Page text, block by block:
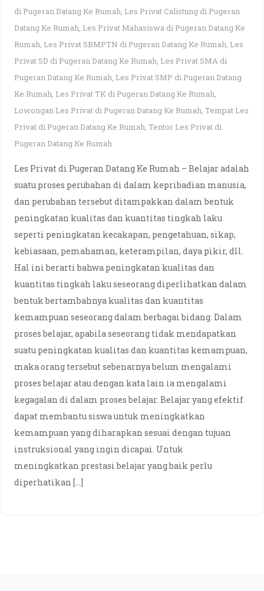
di Pugeran Datang Ke Rumah, Les Privat Calistung di Pugeran
Datang Ke Rumah, Les Privat Mahasiswa di Pugeran Datang Ke
Rumah, Les Privat SBMPTN di Pugeran Datang Ke Rumah, Les
Privat SD di Pugeran Datang Ke Rumah, Les Privat SMA di
Pugeran Datang Ke Rumah, Les Privat SMP di Pugeran Datang
Ke Rumah, Les Privat TK di Pugeran Datang Ke Rumah,
Lowongan Les Privat di Pugeran Datang Ke Rumah, Tempat Les
Privat di Pugeran Datang Ke Rumah, Tentor Les Privat di
Pugeran Datang Ke Rumah
Les Privat di Pugeran Datang Ke Rumah – Belajar adalah
suatu proses perubahan di dalam kepribadian manusia,
dan perubahan tersebut ditampakkan dalam bentuk
peningkatan kualitas dan kuantitas tingkah laku
seperti peningkatan kecakapan, pengetahuan, sikap,
kebiasaan, pemahaman, keterampilan, daya pikir, dll.
Hal ini berarti bahwa peningkatan kualitas dan
kuantitas tingkah laku seseorang diperlihatkan dalam
bentuk bertambahnya kualitas dan kuantitas
kemampuan seseorang dalam berbagai bidang. Dalam
proses belajar, apabila seseorang tidak mendapatkan
suatu peningkatan kualitas dan kuantitas kemampuan,
maka orang tersebut sebenarnya belum mengalami
proses belajar atau dengan kata lain ia mengalami
kegagalan di dalam proses belajar. Belajar yang efektif
dapat membantu siswa untuk meningkatkan
kemampuan yang diharapkan sesuai dengan tujuan
instruksional yang ingin dicapai. Untuk
meningkatkan prestasi belajar yang baik perlu
diperhatikan […]